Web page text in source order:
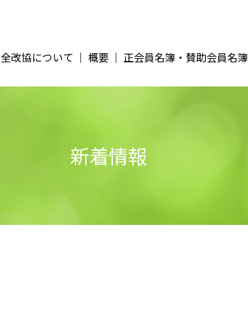
全改協について 概要 正会員名簿・賛助会員名簿
新着情報